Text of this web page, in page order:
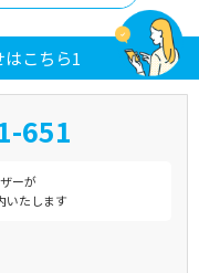
こちら1
651
ーが
いたします